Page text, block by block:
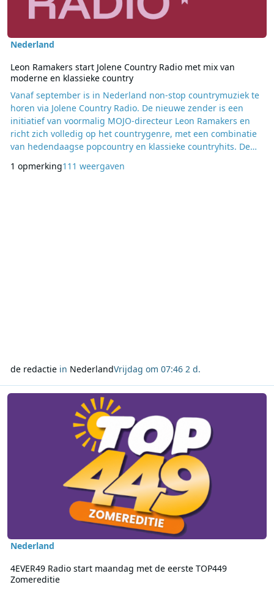
Nederland
Leon Ramakers start Jolene Country Radio met mix van
moderne en klassieke country
Vanaf september is in Nederland non-stop countrymuziek te
horen via Jolene Country Radio. De nieuwe zender is een
initiatief van voormalig MOJO-directeur Leon Ramakers en
richt zich volledig op het countrygenre, met een combinatie
van hedendaagse popcountry en klassieke countryhits. De
september plaats in Poppodium 013 in Tilburg, voorafgaand
1 opmerking111 weergaven
de redactiein NederlandVrijdag om 07:46 2 d.
Lees meer over 4EVER49 Radio start maandag met de eerste
Nederland
4EVER49 Radio start maandag met de eerste TOP449
Zomereditie